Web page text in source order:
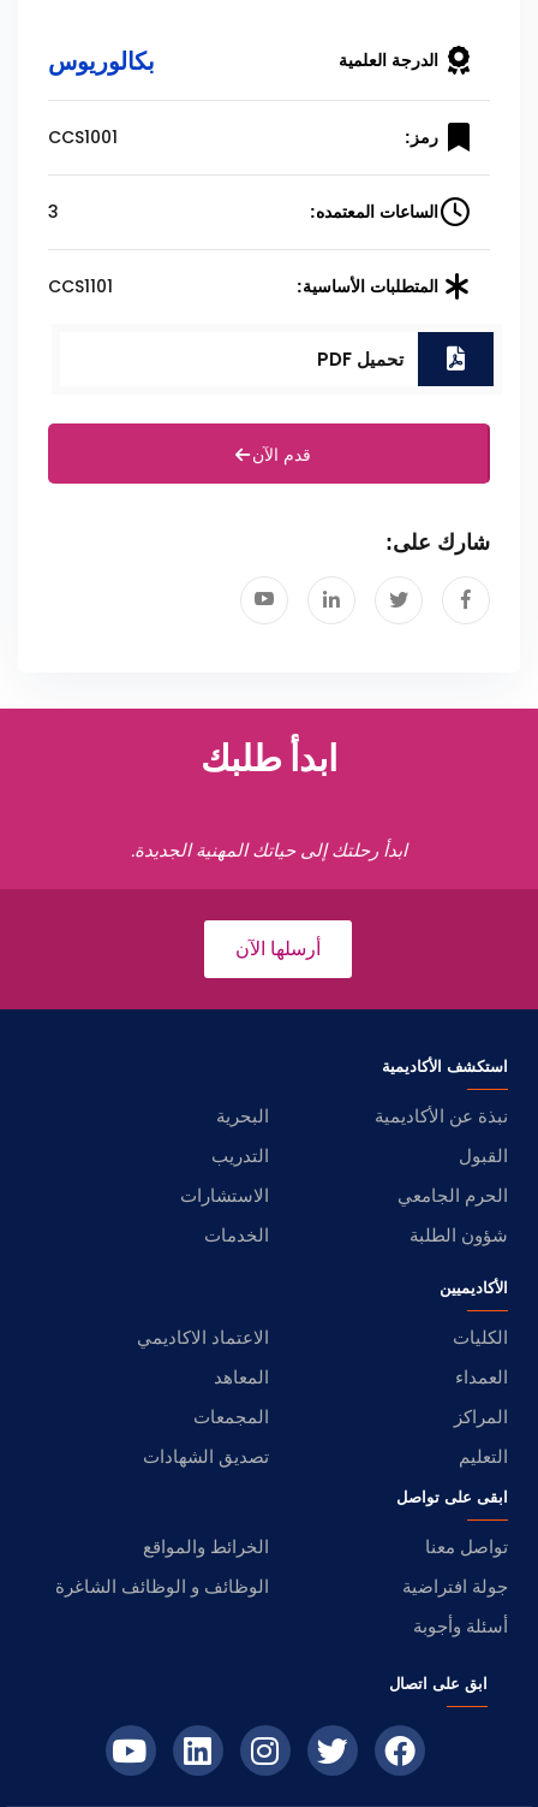
الدرجة العلمية بكالوريوس
رمز: CCS1001
الساعات المعتمده: 3
المتطلبات الأساسية: CCS1101
تحميل PDF
قدم الآن
شارك على:
ابدأ طلبك
ابدأ رحلتك إلى حياتك المهنية الجديدة.
أرسلها الآن
استكشف الأكاديمية
نبذة عن الأكاديمية
البحرية
القبول
التدريب
الحرم الجامعي
الاستشارات
شؤون الطلبة
الخدمات
الأكاديميين
الكليات
الاعتماد الاكاديمي
العمداء
المعاهد
المراكز
المجمعات
التعليم
تصديق الشهادات
ابقى على تواصل
تواصل معنا
الخرائط والمواقع
جولة افتراضية
الوظائف و الوظائف الشاغرة
أسئلة وأجوبة
ابق على اتصال